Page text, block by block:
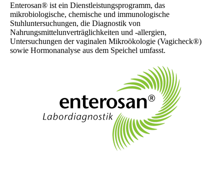
Enterosan® ist ein Dienstleistungsprogramm, das
mikrobiologische, chemische und immunologische
Stuhluntersuchungen, die Diagnostik von
Nahrungsmittelunverträglichkeiten und -allergien,
Untersuchungen der vaginalen Mikroökologie (Vagicheck®)
sowie Hormonanalyse aus dem Speichel umfasst.